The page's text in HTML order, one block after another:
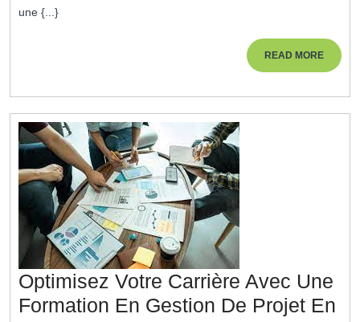
En
une {...}
READ MOREREAD
MORE
Optimisez Votre Carrière Avec Une
Formation En Gestion De Projet En